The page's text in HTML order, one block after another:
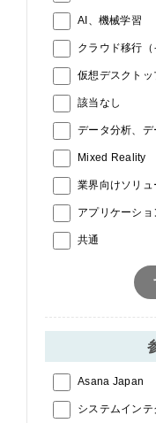
AI、機械学習
クラウド移行（
仮想デスクトッ
該当なし
データ分析、デ
Mixed Reality
業界向けソリュ
アプリケーシ
共通
Asana Japan
システムインテ